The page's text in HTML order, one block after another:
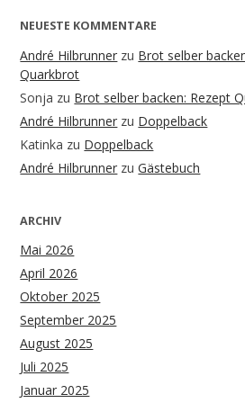
NEUESTE KOMMENTARE
André Hilbrunner zu Brot selber
Quarkbrot
Sonja zu Brot selber backen: Rezept
André Hilbrunner zu Doppelback
Katinka zu Doppelback
André Hilbrunner zuGästebuch
ARCHIV
Mai 2026
April 2026
Oktober 2025
September 2025
August 2025
Juli 2025
Januar 2025